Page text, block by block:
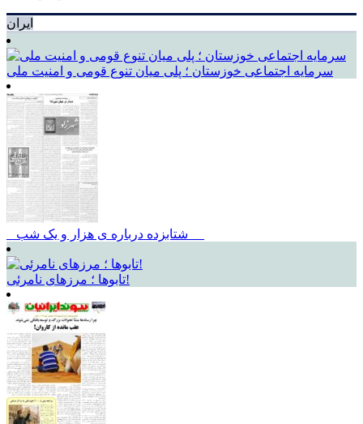
ایران
سرمایه اجتماعی خوزستان ؛ پلی میان تنوع قومی و امنیت ملی
تابوها ؛ مرزهای نامرئی!